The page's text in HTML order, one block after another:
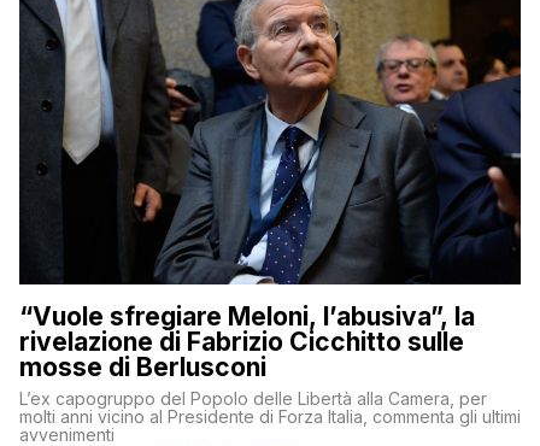
“Vuole sfregiare Meloni, l’abusiva”, la
rivelazione di Fabrizio Cicchitto sulle
mosse di Berlusconi
L’ex capogruppo del Popolo delle Libertà alla Camera, per
molti anni vicino al Presidente di Forza Italia, commenta gli ultimi
avvenimenti